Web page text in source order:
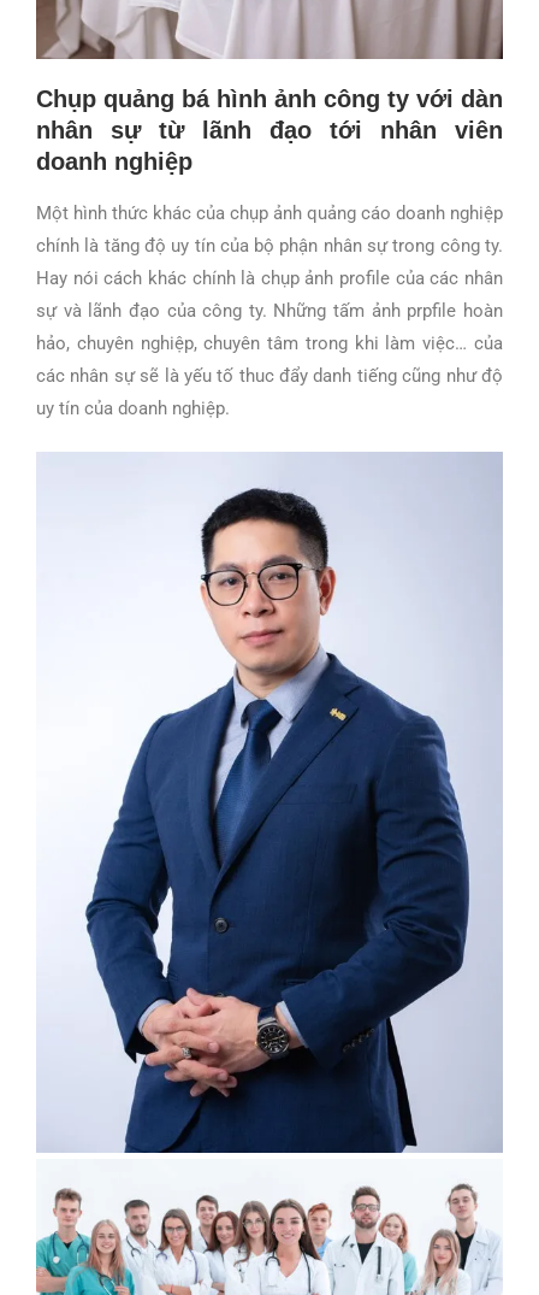
Chụp quảng bá hình ảnh công ty với dàn
nhân sự từ lãnh đạo tới nhân viên
doanh nghiệp
Một hình thức khác của chụp ảnh quảng cáo doanh nghiệp
chính là tăng độ uy tín của bộ phận nhân sự trong công ty.
Hay nói cách khác chính là chụp ảnh profile của các nhân
sự và lãnh đạo của công ty. Những tấm ảnh prpfile hoàn
hảo, chuyên nghiệp, chuyên tâm trong khi làm việc… của
các nhân sự sẽ là yếu tố thuc đẩy danh tiếng cũng như độ
uy tín của doanh nghiệp.